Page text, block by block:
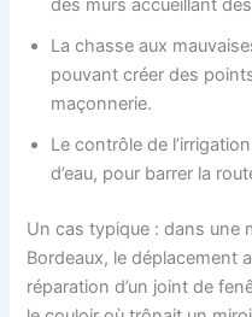
des murs accueillant
La chasse aux
pouvant créer des
maçonnerie.
Le contrôle de
d’eau, pour barrer la
Un cas typique : dans une
Bordeaux, le déplacement
réparation d’un joint de